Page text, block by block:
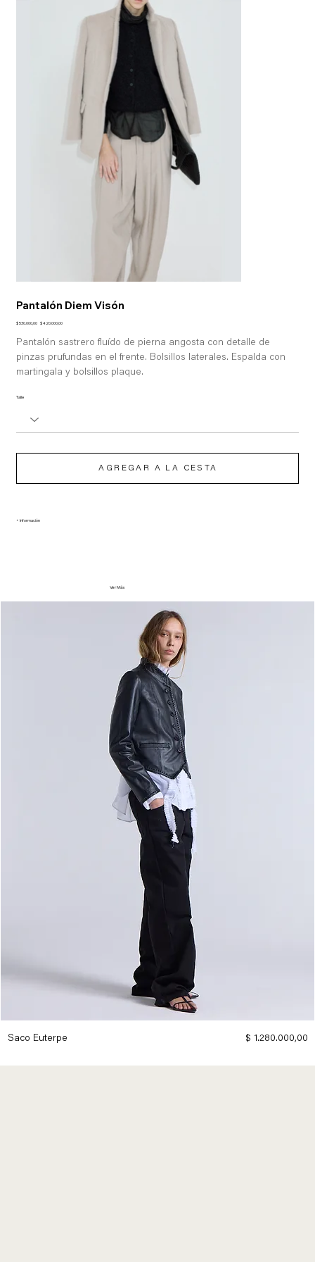
Pantalón Diem Visón
Precio
$ 530.000,00 Precio
oferta
$ 420.000,00
Pantalón sastrero fluído de pierna angosta con detalle de
pinzas prufundas en el frente. Bolsillos laterales. Espalda con
martingala y bolsillos plaque.
Talle
AGREGAR A LA CESTA
+ Información
Saco Euterpe Precio
$ 1.280.000,00
Ver Más